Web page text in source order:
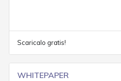
Scaricalo gratis!
WHITEPAPER